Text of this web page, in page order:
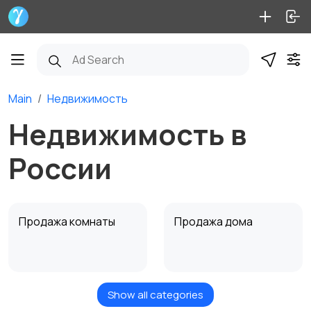
Main Недвижимость
Недвижимость в
России
Продажа комнаты Продажа дома
Продажа участка
Аренда квартиры
Show all categories